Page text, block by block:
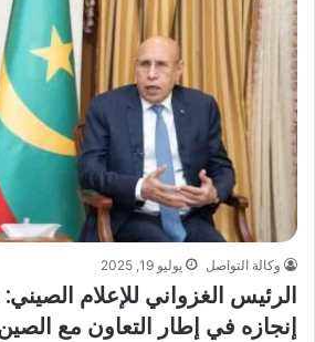
وكالة التواصل يوليو 19, 2025
الرئيس الغزواني للإعلام الصيني:
إنجازه في إطار التعاون مع